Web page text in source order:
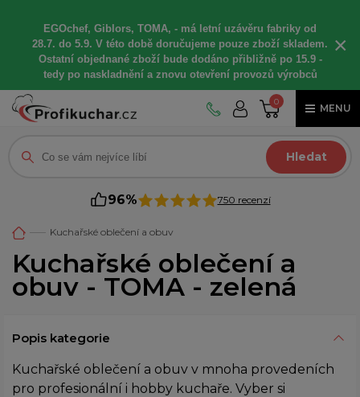
EGOchef, Giblors, TOMA, - má letní uzávěru fabriky od
28.7. do 5.9. V této době doručujeme pouze zboží skladem.
Ostatní objednané zboží bude dodáno přibližně po 15.9 -
tedy po naskladnění a znovu otevření provozů výrobců
×
0
MENU
Hledat
96% 750 recenzí
Kuchařské oblečení a obuv
Kuchařské oblečení a
obuv - TOMA - zelená
Popis kategorie
Kuchařské oblečení a obuv v mnoha provedeních
pro profesionální i hobby kuchaře. Vyber si